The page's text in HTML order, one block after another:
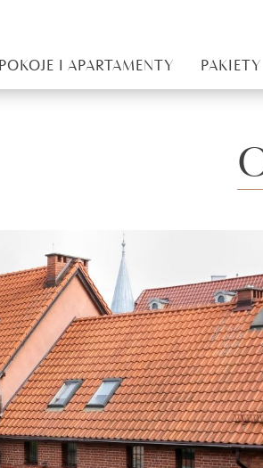
POKOJE I APARTAMENTY PAKIETY